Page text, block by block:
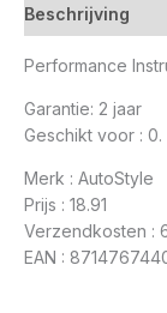
Beschrijving
Performance
Garantie: 2 jaar
Geschikt voor : 0.
Merk : AutoStyle
Prijs : 18.91
Verzendkosten :
EAN :